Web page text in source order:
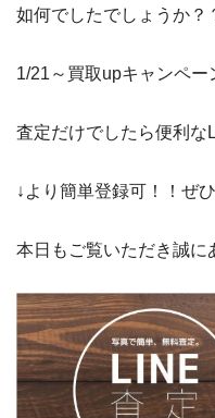
如何でしたでしょうか？
1/21～買取upキャンペー
査定だけでしたら便利な
↓より簡単登録可！！ぜ
本日もご覧いただき誠に